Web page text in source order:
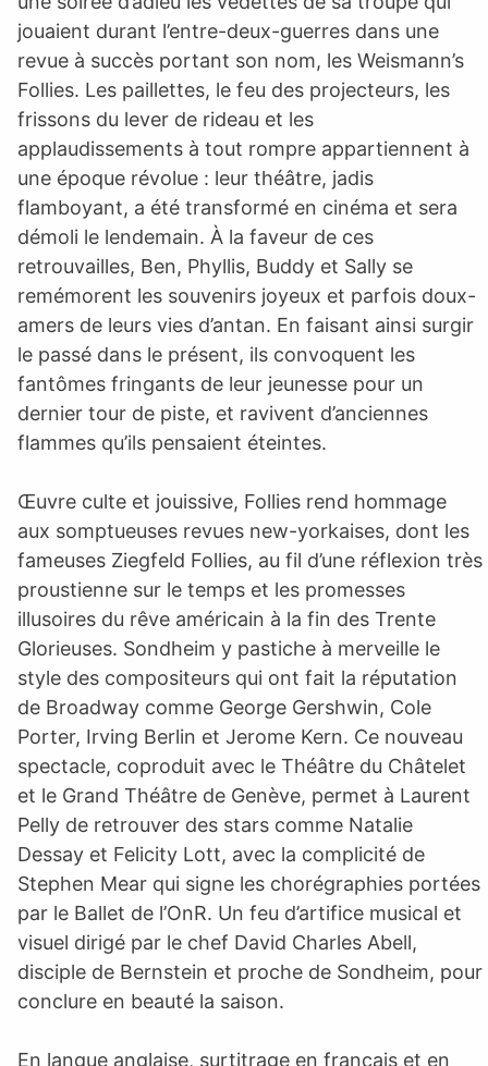
jouaient durant l’entre-deux-guerres dans une
revue à succès portant son nom, les Weismann’s
Follies. Les paillettes, le feu des projecteurs, les
frissons du lever de rideau et les
applaudissements à tout rompre appartiennent à
une époque révolue : leur théâtre, jadis
flamboyant, a été transformé en cinéma et sera
démoli le lendemain. À la faveur de ces
retrouvailles, Ben, Phyllis, Buddy et Sally se
remémorent les souvenirs joyeux et parfois doux-
amers de leurs vies d’antan. En faisant ainsi surgir
le passé dans le présent, ils convoquent les
fantômes fringants de leur jeunesse pour un
dernier tour de piste, et ravivent d’anciennes
flammes qu’ils pensaient éteintes.
Œuvre culte et jouissive, Follies rend hommage
aux somptueuses revues new-yorkaises, dont les
fameuses Ziegfeld Follies, au fil d’une réflexion très
proustienne sur le temps et les promesses
illusoires du rêve américain à la fin des Trente
Glorieuses. Sondheim y pastiche à merveille le
style des compositeurs qui ont fait la réputation
de Broadway comme George Gershwin, Cole
Porter, Irving Berlin et Jerome Kern. Ce nouveau
spectacle, coproduit avec le Théâtre du Châtelet
et le Grand Théâtre de Genève, permet à Laurent
Pelly de retrouver des stars comme Natalie
Dessay et Felicity Lott, avec la complicité de
Stephen Mear qui signe les chorégraphies portées
par le Ballet de l’OnR. Un feu d’artifice musical et
visuel dirigé par le chef David Charles Abell,
disciple de Bernstein et proche de Sondheim, pour
conclure en beauté la saison.
En langue anglaise, surtitrage en français et en